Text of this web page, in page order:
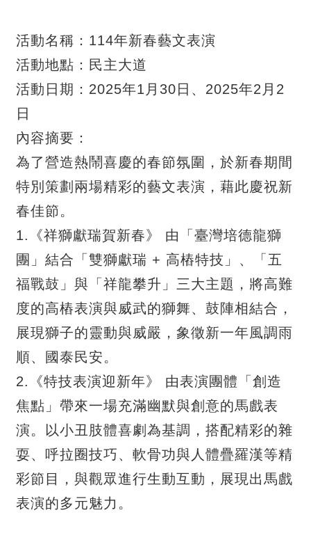
活動名稱：114年新春藝文表演
活動地點：民主大道
活動日期：2025年1月30日、2025年2月2
日
內容摘要：
為了營造熱鬧喜慶的春節氛圍，於新春期間
特別策劃兩場精彩的藝文表演，藉此慶祝新
春佳節。
1.《祥獅獻瑞賀新春》 由「臺灣培德龍獅
團」結合「雙獅獻瑞 + 高樁特技」、「五
福戰鼓」與「祥龍攀升」三大主題，將高難
度的高樁表演與威武的獅舞、鼓陣相結合，
展現獅子的靈動與威嚴，象徵新一年風調雨
順、國泰民安。
2.《特技表演迎新年》 由表演團體「創造
焦點」帶來一場充滿幽默與創意的馬戲表
演。以小丑肢體喜劇為基調，搭配精彩的雜
耍、呼拉圈技巧、軟骨功與人體疊羅漢等精
彩節目，與觀眾進行生動互動，展現出馬戲
表演的多元魅力。